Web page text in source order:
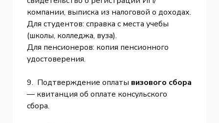
компании, выписка из налоговой о доходах.
Для студентов: справка с места учебы
(школы, колледжа, вуза).
Для пенсионеров: копия пенсионного
удостоверения.
9. Подтверждение оплаты визового сбора
— квитанция об оплате консульского
сбора.